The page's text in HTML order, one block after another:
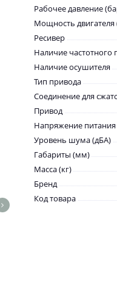
Рабочее давление
Мощность двигателя
Ресивер
Наличие частотного
Наличие осушителя
Тип привода
Соединение для
Привод
Напряжение питания
Уровень шума (дБА)
Габариты (мм)
Масса (кг)
Бренд
Код товара